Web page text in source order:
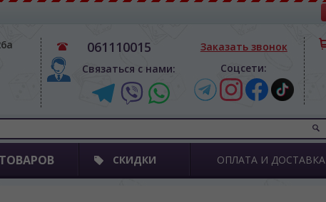
061110015
Связаться с нами:
Заказать звонок
Соцсети:
СКИДКИ ОПЛАТА И ДОСТАВКА